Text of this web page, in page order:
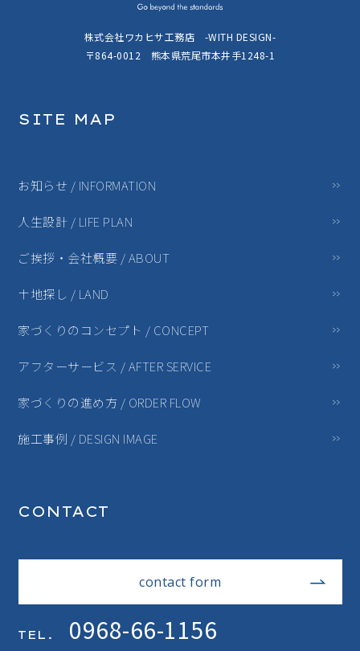
株式会社ワカヒサ工務店 -WITH DESIGN-
〒864-0012 熊本県荒尾市本井手1248-1
SITE MAP
お知らせ / INFORMATION
人生設計 / LIFE PLAN
ご挨拶・会社概要 / ABOUT
土地探し / LAND
家づくりのコンセプト / CONCEPT
アフターサービス / AFTER SERVICE
家づくりの進め方 / ORDER FLOW
施工事例 / DESIGN IMAGE
CONTACT
contact form
TEL. 0968-66-1156